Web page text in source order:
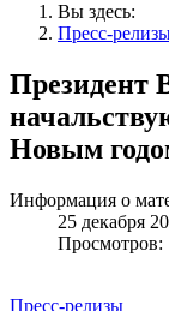
Вы здесь:
Пресс-
Президент
Новым
Информация о
25 декабря
Просмотров:
Пресс-релизы